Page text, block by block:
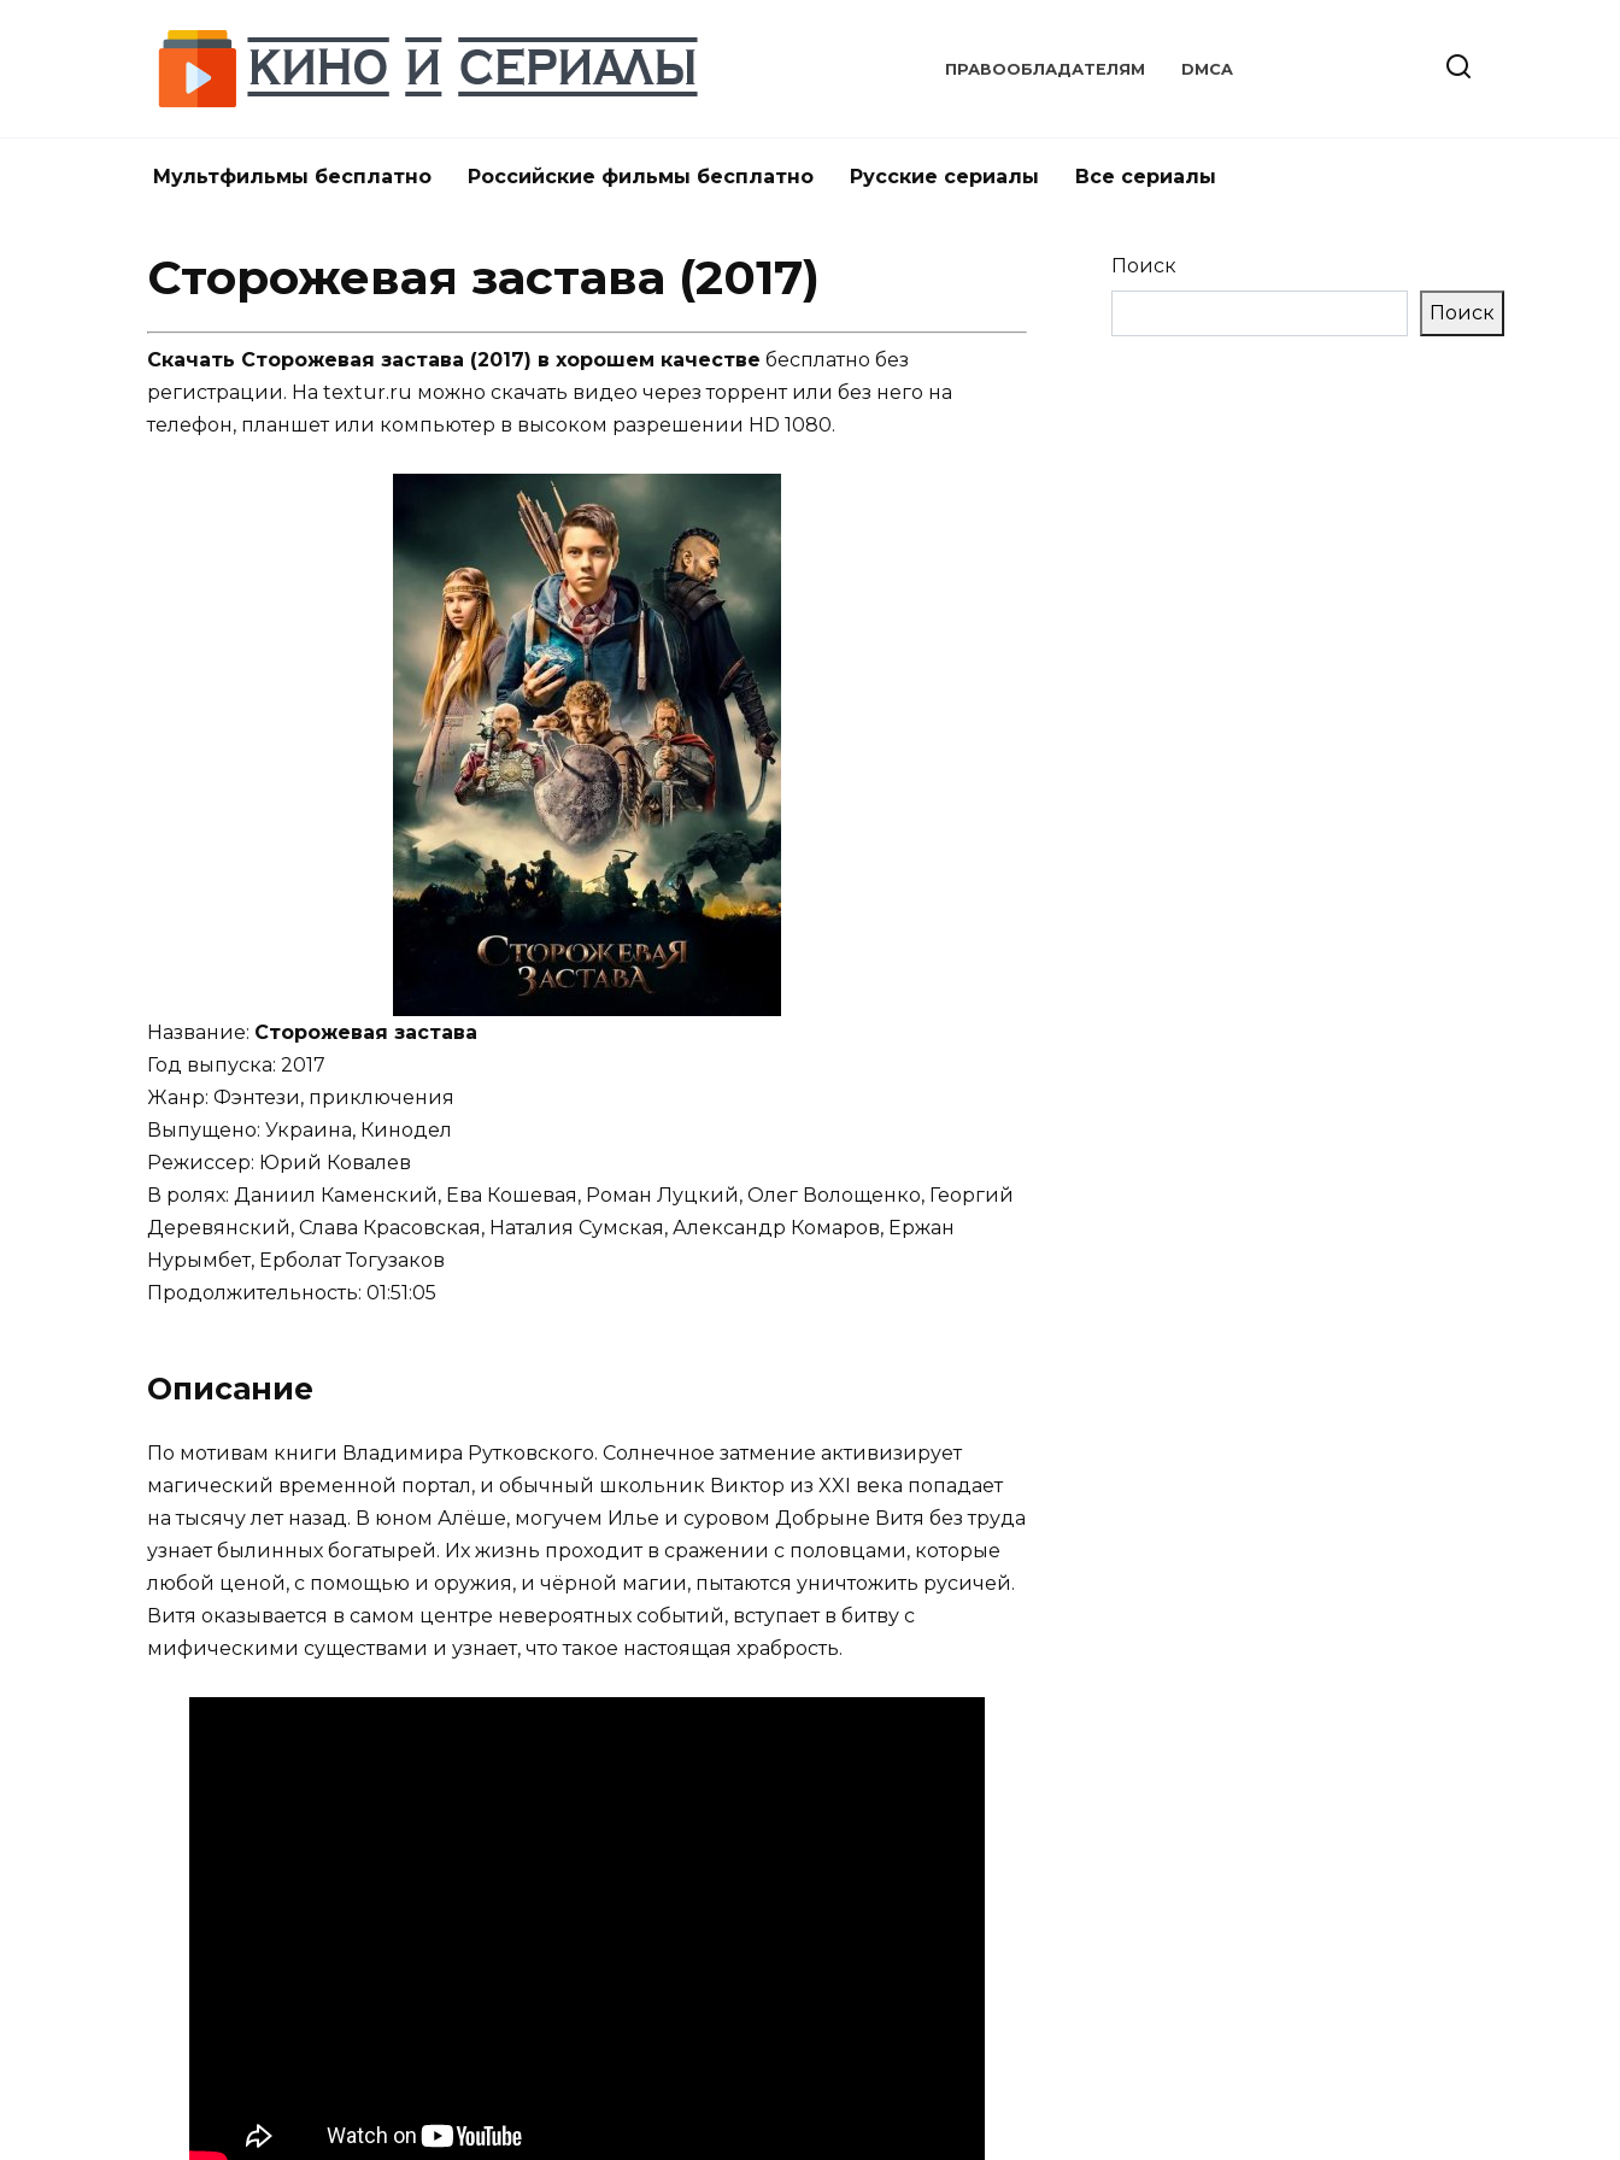
ПРАВООБЛАДАТЕЛЯМ DMCA
Мультфильмы бесплатно Российские фильмы бесплатно Русские сериалы Все сериалы
Сторожевая застава (2017)
Скачать Сторожевая застава (2017) в хорошем качестве бесплатно без
регистрации. На textur.ru можно скачать видео через торрент или без него на
телефон, планшет или компьютер в высоком разрешении HD 1080.
Название: Сторожевая застава
Год выпуска: 2017
Жанр: Фэнтези, приключения
Выпущено: Украина, Кинодел
Режиссер: Юрий Ковалев
В ролях: Даниил Каменский, Ева Кошевая, Роман Луцкий, Олег Волощенко, Георгий
Деревянский, Слава Красовская, Наталия Сумская, Александр Комаров, Ержан
Нурымбет, Ерболат Тогузаков
Продолжительность: 01:51:05
Описание
По мотивам книги Владимира Рутковского. Солнечное затмение активизирует
магический временной портал, и обычный школьник Виктор из XXI века попадает
на тысячу лет назад. В юном Алёше, могучем Илье и суровом Добрыне Витя без труда
узнает былинных богатырей. Их жизнь проходит в сражении с половцами, которые
любой ценой, с помощью и оружия, и чёрной магии, пытаются уничтожить русичей.
Витя оказывается в самом центре невероятных событий, вступает в битву с
мифическими существами и узнает, что такое настоящая храбрость.
Поиск
Поиск